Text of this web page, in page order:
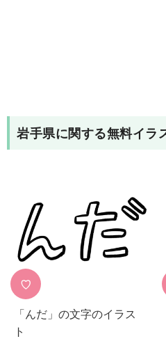
岩手県に関する無料イラ
♡
「んだ」の文字のイラス
ト